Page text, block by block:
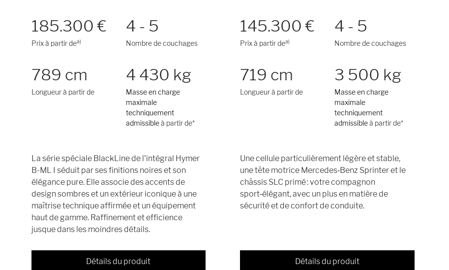
185.300 €
Prix à partir dea)
4 - 5
Nombre de couchages
789 cm
Longueur à partir de
4 430 kg
Masse en charge
maximale
techniquement
admissibleà partir de*
La série spéciale BlackLine de l'intégral Hymer
B-ML I séduit par ses finitions noires et son
élégance pure. Elle associe des accents de
design sombres et un extérieur iconique à une
maîtrise technique affirmée et un équipement
haut de gamme. Raffinement et efficience
jusque dans les moindres détails.
Détails du produit
145.300 €
Prix à partir dea)
4 - 5
Nombre de couchages
719 cm
Longueur à partir de
3 500 kg
Masse en charge
maximale
techniquement
admissibleà partir de*
Une cellule particulièrement légère et stable,
une tête motrice Mercedes‑Benz Sprinter et le
châssis SLC primé : votre compagnon
sport‑élégant, avec un plus en matière de
sécurité et de confort de conduite.
Détails du produit